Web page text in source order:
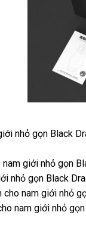
nhỏ gọn Black
giới nhỏ gọn
nhỏ gọn Black
cho nam giới nhỏ
nam giới nhỏ